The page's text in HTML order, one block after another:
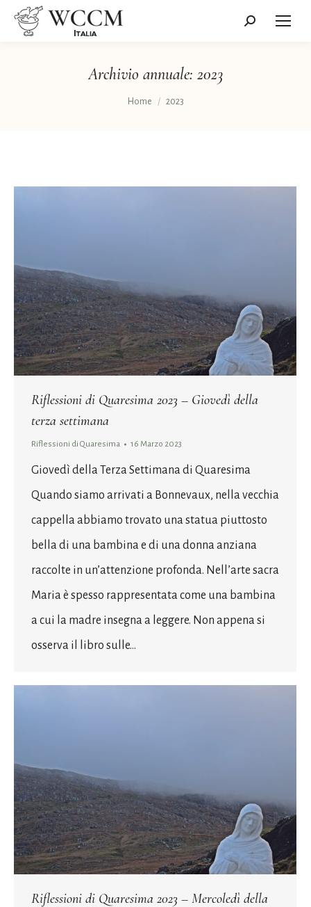
Cerca:
Archivio annuale: 2023
Tu sei qui:
Home 2023
Riflessioni di Quaresima 2023 – Giovedì della
terza settimana
Riflessioni di Quaresima 16 Marzo 2023
Giovedì della Terza Settimana di Quaresima
Quando siamo arrivati a Bonnevaux, nella vecchia
cappella abbiamo trovato una statua piuttosto
bella di una bambina e di una donna anziana
raccolte in un’attenzione profonda. Nell’arte sacra
Maria è spesso rappresentata come una bambina
a cui la madre insegna a leggere. Non appena si
osserva il libro sulle…
Riflessioni di Quaresima 2023 – Mercoledì della